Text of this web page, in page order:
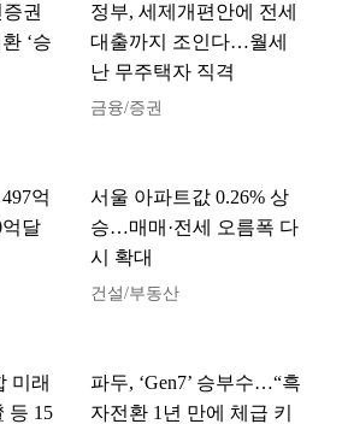
권
‘승
정부, 세제개편안에 전세
대출까지 조인다…월세
난 무주택자 직격
금융/증권
억
달
서울 아파트값 0.26% 상
승…매매·전세 오름폭 다
시 확대
건설/부동산
미래
등 15
파두, ‘Gen7’ 승부수…“흑
자전환 1년 만에 체급 키